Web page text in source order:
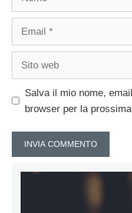
Salva il mio nome,
browser per la